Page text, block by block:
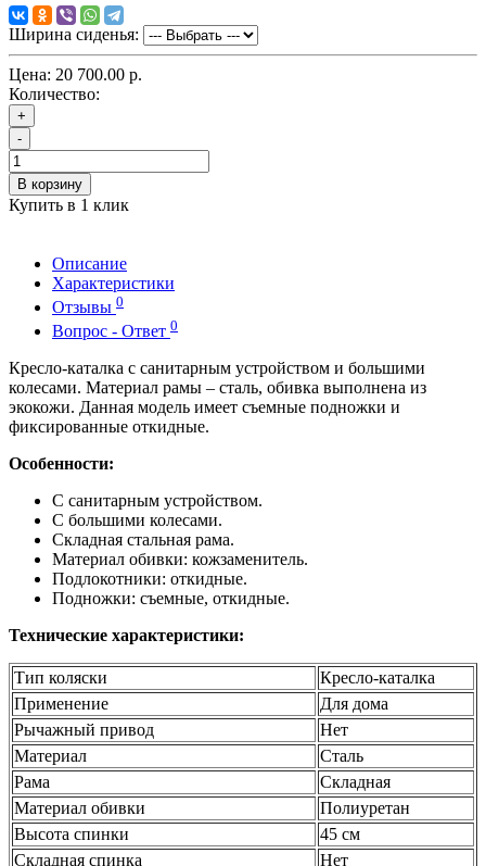
Ширина сиденья:
Цена: 20 700.00 р.
Количество:
+
-
В корзину
Купить в 1 клик
Описание
Характеристики
Отзывы 0
Вопрос - Ответ 0
Кресло-каталка с санитарным устройством и большими
колесами. Материал рамы – сталь, обивка выполнена из
экокожи. Данная модель имеет съемные подножки и
фиксированные откидные.
Особенности:
С санитарным устройством.
С большими колесами.
Складная стальная рама.
Материал обивки: кожзаменитель.
Подлокотники: откидные.
Подножки: съемные, откидные.
Технические характеристики:
Тип коляски
Кресло-каталка
Применение
Для дома
Рычажный привод
Нет
Материал
Сталь
Рама
Складная
Материал обивки
Полиуретан
Высота спинки
45 см
Складная спинка
Нет